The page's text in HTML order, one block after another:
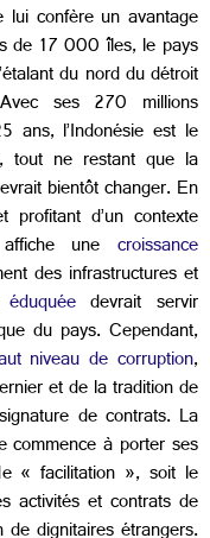
lui confère un avantage
de 17 000 îles, le pays
du nord du détroit
ses 270 millions
ans, l’Indonésie est le
tout ne restant que la
bientôt changer. En
d’un contexte
une croissance
des infrastructures et
devrait servir
du pays. Cependant,
niveau de corruption,
et de la tradition de
de contrats. La
commence à porter ses
« facilitation », soit le
activités et contrats de